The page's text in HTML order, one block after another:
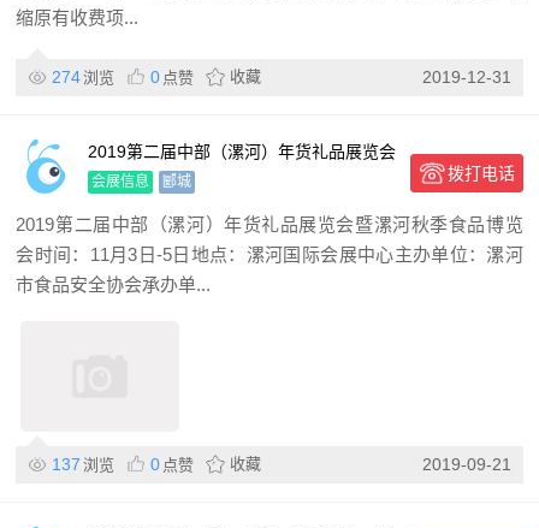
缩原有收费项...
274浏览 0 点赞 收藏 2019-12-31
2019第二届中部（漯河）年货礼品展览会
暨漯河秋季食品博览
会展信息 郾城 拨打电话
2019第二届中部（漯河）年货礼品展览会暨漯河秋季食品博览
会时间：11月3日-5日地点：漯河国际会展中心主办单位：漯河
市食品安全协会承办单...
137 浏览 0 点赞 收藏 2019-09-21